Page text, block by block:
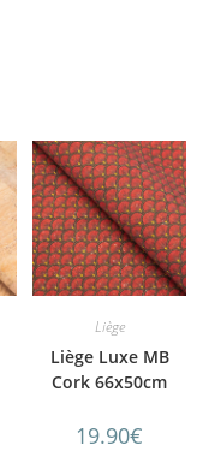
Liège
Liège Luxe MB
Cork 66x50cm
19.90€